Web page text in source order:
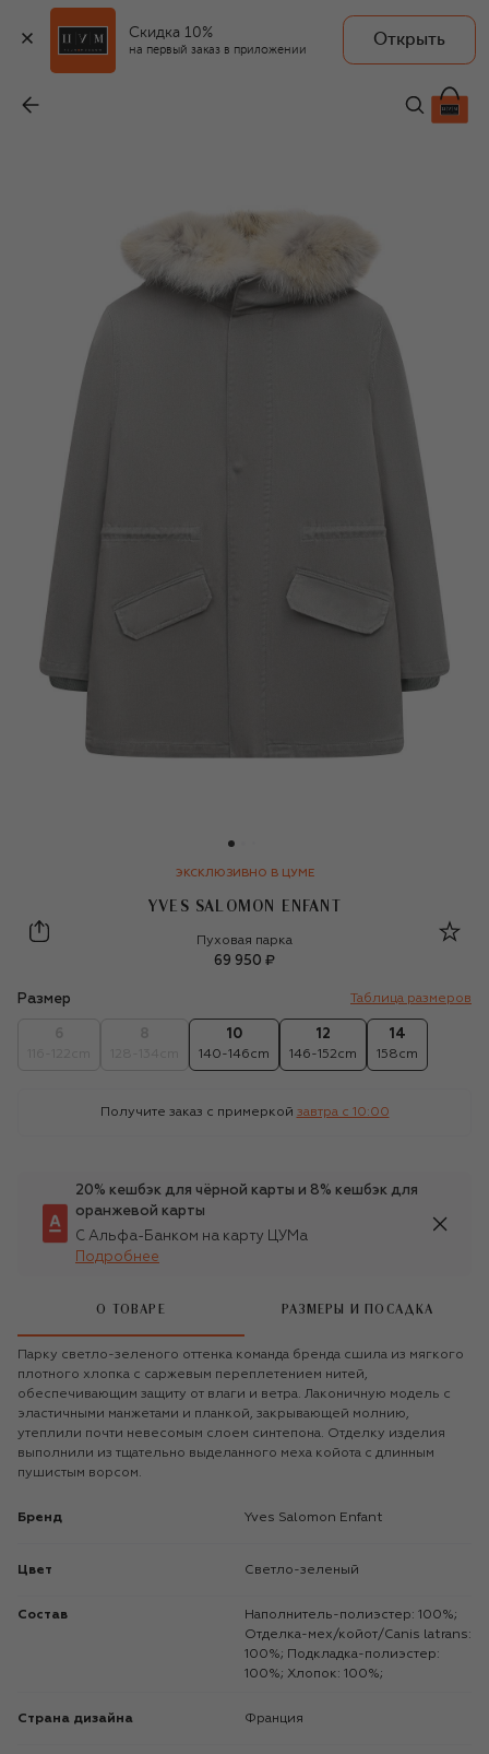
Скидка 10%
на первый заказ в приложении
Открыть
YVES SALOMON ENFANT
69 950 ₽
ЭКСКЛЮЗИВНО В ЦУМЕ
YVES SALOMON ENFANT
Yves Salomon Enfant
Пуховая парка
69 950 ₽
Размер Таблица размеров
10
140-146cm
12
146-152cm
14
158cm
Получите заказ с примеркой завтра c 10:00
20% кешбэк для чёрной карты и 8% кешбэк для
оранжевой карты
С Альфа-Банком на карту ЦУМа
Подробнее
О ТОВАРЕ РАЗМЕРЫ И ПОСАДКА
Парку светло-зеленого оттенка команда бренда сшила из мягкого
плотного хлопка с саржевым переплетением нитей,
обеспечивающим защиту от влаги и ветра. Лаконичную модель с
эластичными манжетами и планкой, закрывающей молнию,
утеплили почти невесомым слоем синтепона. Отделку изделия
выполнили из тщательно выделанного меха койота с длинным
пушистым ворсом.
Бренд Yves Salomon Enfant
Цвет Светло-зеленый
Состав
Наполнитель-полиэстер: 100%;
Отделка-мех/койот/Canis latrans:
100%; Подкладка-полиэстер:
100%; Хлопок: 100%;
Страна дизайна Франция